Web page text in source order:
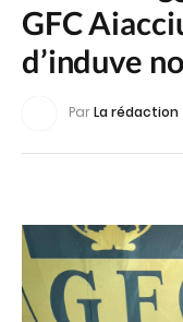
GFC
d’induve
ParLa rédaction